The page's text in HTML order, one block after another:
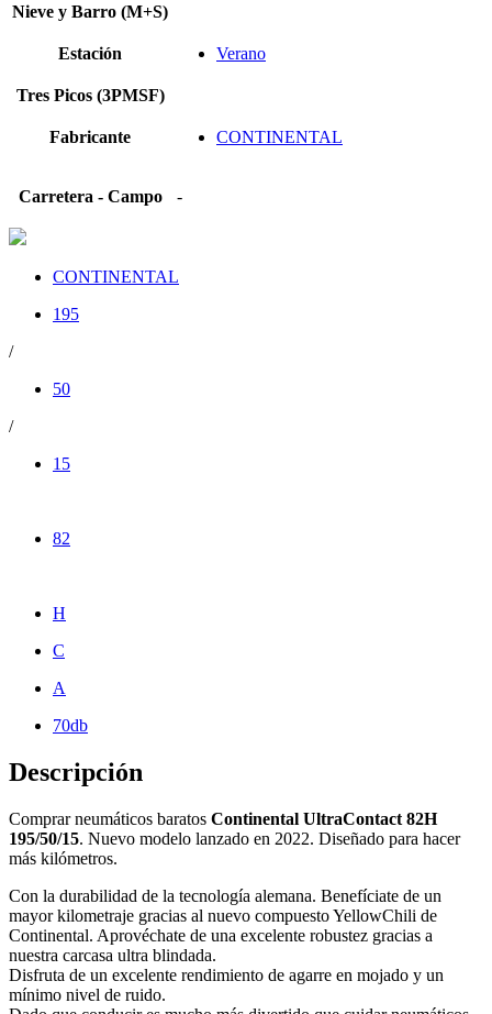
Nieve y Barro (M+S)
Estación Verano
Tres Picos (3PMSF)
Fabricante CONTINENTAL
Carretera - Campo -
CONTINENTAL
195
/
50
/
15
82
H
C
A
70db
Descripción
Comprar neumáticos baratos Continental UltraContact 82H
195/50/15. Nuevo modelo lanzado en 2022. Diseñado para hacer
más kilómetros.
Con la durabilidad de la tecnología alemana. Benefíciate de un
mayor kilometraje gracias al nuevo compuesto YellowChili de
Continental. Aprovéchate de una excelente robustez gracias a
nuestra carcasa ultra blindada.
Disfruta de un excelente rendimiento de agarre en mojado y un
mínimo nivel de ruido.